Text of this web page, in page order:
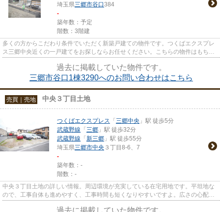
埼玉県三郷市谷口384
-
築年数：予定
階数：3階建
多くの方からこだわり条件でいただく新築戸建ての物件です。つくばエクスプレ
ス三郷中央近くの一戸建てをお探しならお任せください。こちらの物件はもちろ
過去に掲載していた物件です。
三郷市谷口1棟3290へのお問い合わせはこちら
売買｜売地 中央３丁目土地
つくばエクスプレス 「 三郷中央 」駅 徒歩5分
武蔵野線 「 三郷 」駅 徒歩32分
武蔵野線 「 新三郷 」駅 徒歩55分
埼玉県三郷市中央 ３丁目8-6、7
-
築年数：-
階数：-
中央３丁目土地の詳しい情報。周辺環境が充実している在宅用地です。平坦地な
ので、工事自体も進めやすく、工事時間も短くなりやすいですよ。広さの心配が
過去に掲載していた物件です。